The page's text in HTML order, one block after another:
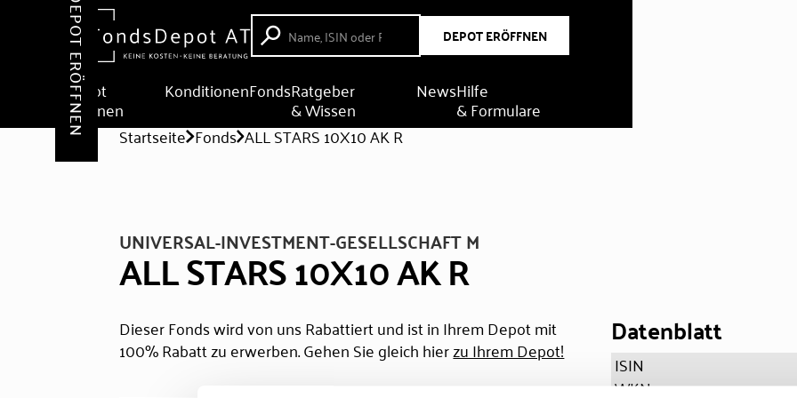
DEPOT ERÖFFNEN
Depot
eröffnen
KonditionenFondsRatgeber
& Wissen
NewsHilfe
& Formulare
DEPOT ERÖFFNEN Startseite Fonds ALL STARS 10X10 AK R
UNIVERSAL-INVESTMENT-GESELLSCHAFT M
ALL STARS 10X10 AK R
Dieser Fonds wird von uns Rabattiert und ist in Ihrem Depot mit
100% Rabatt zu erwerben. Gehen Sie gleich hierzu Ihrem Depot! Datenblatt
ISIN
WKN